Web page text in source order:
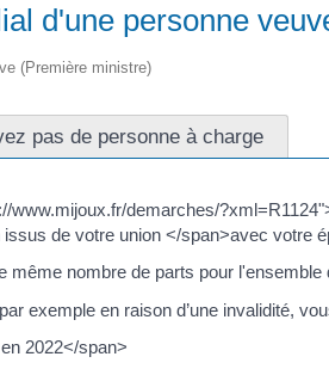
d'une personne
(Première ministre)
pas de personne à charge
demarches/
de votre union </span>avec votre
nombre de parts pour
exemple en raison d’une invalidité,
2022</span>